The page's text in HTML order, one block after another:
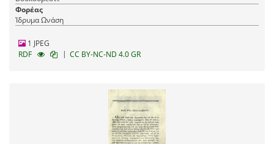
Φορέας
Ίδρυμα Ωνάση
1 JPEG
RDF
| CC BY-NC-ND 4.0 GR